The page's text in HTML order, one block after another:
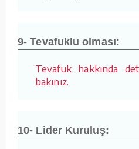
9- Tevafuklu olması:
Tevafuk hakkında
bakınız.
10- Lider Kuruluş: